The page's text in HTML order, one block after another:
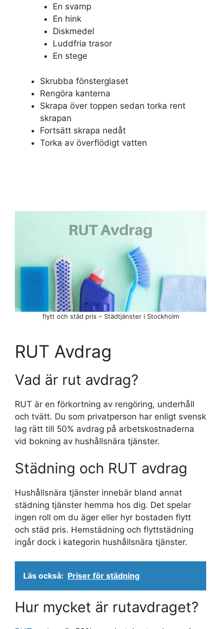
En svamp
En hink
Diskmedel
Luddfria trasor
En stege
Skrubba fönsterglaset
Rengöra kanterna
Skrapa över toppen sedan torka rent
skrapan
Fortsätt skrapa nedåt
Torka av överflödigt vatten
RUT Avdrag
Vad är rut avdrag?
RUT är en förkortning av rengöring, underhåll
och tvätt. Du som privatperson har enligt svensk
lag rätt till 50% avdrag på arbetskostnaderna
vid bokning av hushållsnära tjänster.
Städning och RUT avdrag
Hushållsnära tjänster innebär bland annat
städning tjänster hemma hos dig. Det spelar
ingen roll om du äger eller hyr bostaden flytt
och städ pris. Hemstädning och flyttstädning
ingår dock i kategorin hushållsnära tjänster.
Läs också: Priser för städning
Hur mycket är rutavdraget?
flytt och städ pris – Städtjänster i Stockholm